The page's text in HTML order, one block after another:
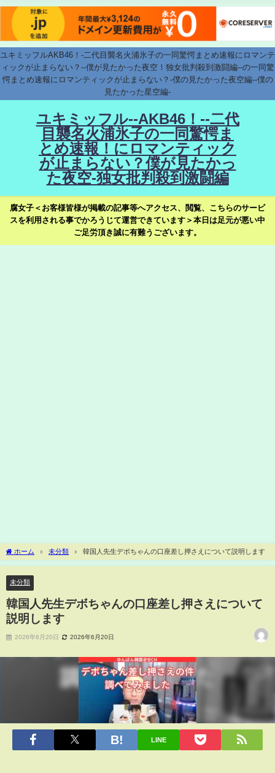
ユキミッフルAKB46！-二代目襲名火浦氷子の一同驚愕まとめ速報にロマンテ
ィックが止まらない？--僕が見たかった夜空！独女批判殺到激闘編--の一同驚
愕まとめ速報にロマンティックが止まらない？-僕の見たかった夜空編--僕の
見たかった星空編-
ユキミッフル--AKB46！--二代
目襲名火浦氷子の一同驚愕ま
とめ速報！にロマンティック
が止まらない？僕が見たかっ
た夜空-独女批判殺到激闘編
腐女子＜お客様皆様が掲載の記事等へアクセス、閲覧、こちらのサービ
スを利用される事でかろうじて運営できています＞本日は足元が悪い中
ご足労頂き誠に有難うございます。
ホーム 未分類 韓国人先生デボちゃんの口座差し押さえについて説明します
未分類
韓国人先生デボちゃんの口座差し押さえについて
説明します
2026年6月20日 2026年6月20日
LINE